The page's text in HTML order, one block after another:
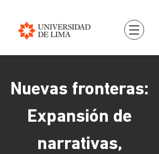
Nuevas fronteras:
Expansión de
narrativas,